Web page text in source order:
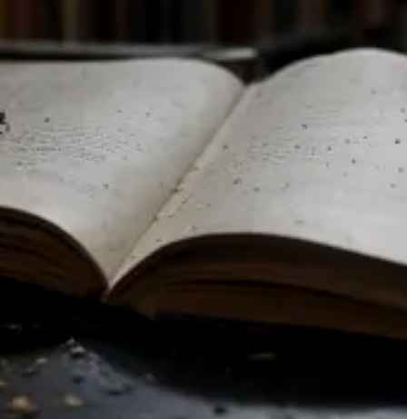
ВРЕДИТЕЛИ
SWITCH TO ENGLISH